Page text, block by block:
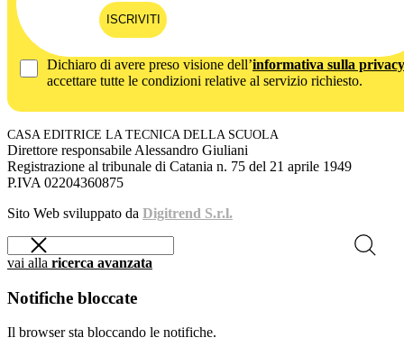
ISCRIVITI
Dichiaro di avere preso visione dell’informativa sulla privacy
accettare tutte le condizioni relative al servizio richiesto.
CASA EDITRICE LA TECNICA DELLA SCUOLA
Direttore responsabile Alessandro Giuliani
Registrazione al tribunale di Catania n. 75 del 21 aprile 1949
P.IVA 02204360875
Sito Web sviluppato da Digitrend S.r.l.
vai alla ricerca avanzata
Notifiche bloccate
Il browser sta bloccando le notifiche.